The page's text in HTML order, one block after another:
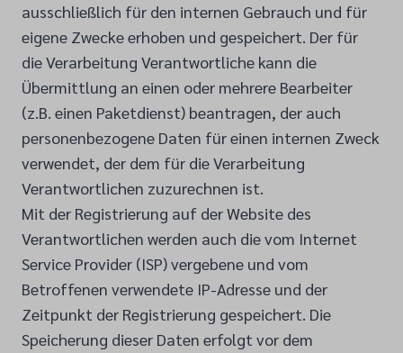
ausschließlich für den internen Gebrauch und für
eigene Zwecke erhoben und gespeichert. Der für
die Verarbeitung Verantwortliche kann die
Übermittlung an einen oder mehrere Bearbeiter
(z.B. einen Paketdienst) beantragen, der auch
personenbezogene Daten für einen internen Zweck
verwendet, der dem für die Verarbeitung
Verantwortlichen zuzurechnen ist.
Mit der Registrierung auf der Website des
Verantwortlichen werden auch die vom Internet
Service Provider (ISP) vergebene und vom
Betroffenen verwendete IP-Adresse und der
Zeitpunkt der Registrierung gespeichert. Die
Speicherung dieser Daten erfolgt vor dem